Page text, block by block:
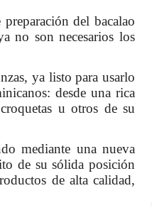
del bacalao
no son necesarios los
ya listo para usarlo
desde una rica
u otros de su
mediante una nueva
de su sólida posición
de alta calidad,